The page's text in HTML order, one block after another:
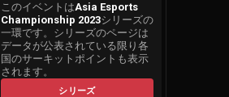
このイベントはAsia Esports
Championship 2023シリーズの
一環です。シリーズのページは
データが公表されている限り各
国のサーキットポイントも表示
されます。
シリーズ